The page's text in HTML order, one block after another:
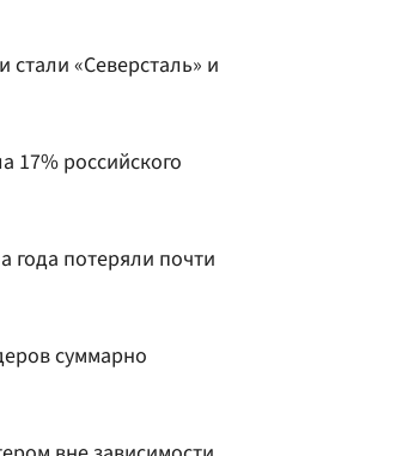
«Северсталь» и
17% российского
года потеряли почти
суммарно